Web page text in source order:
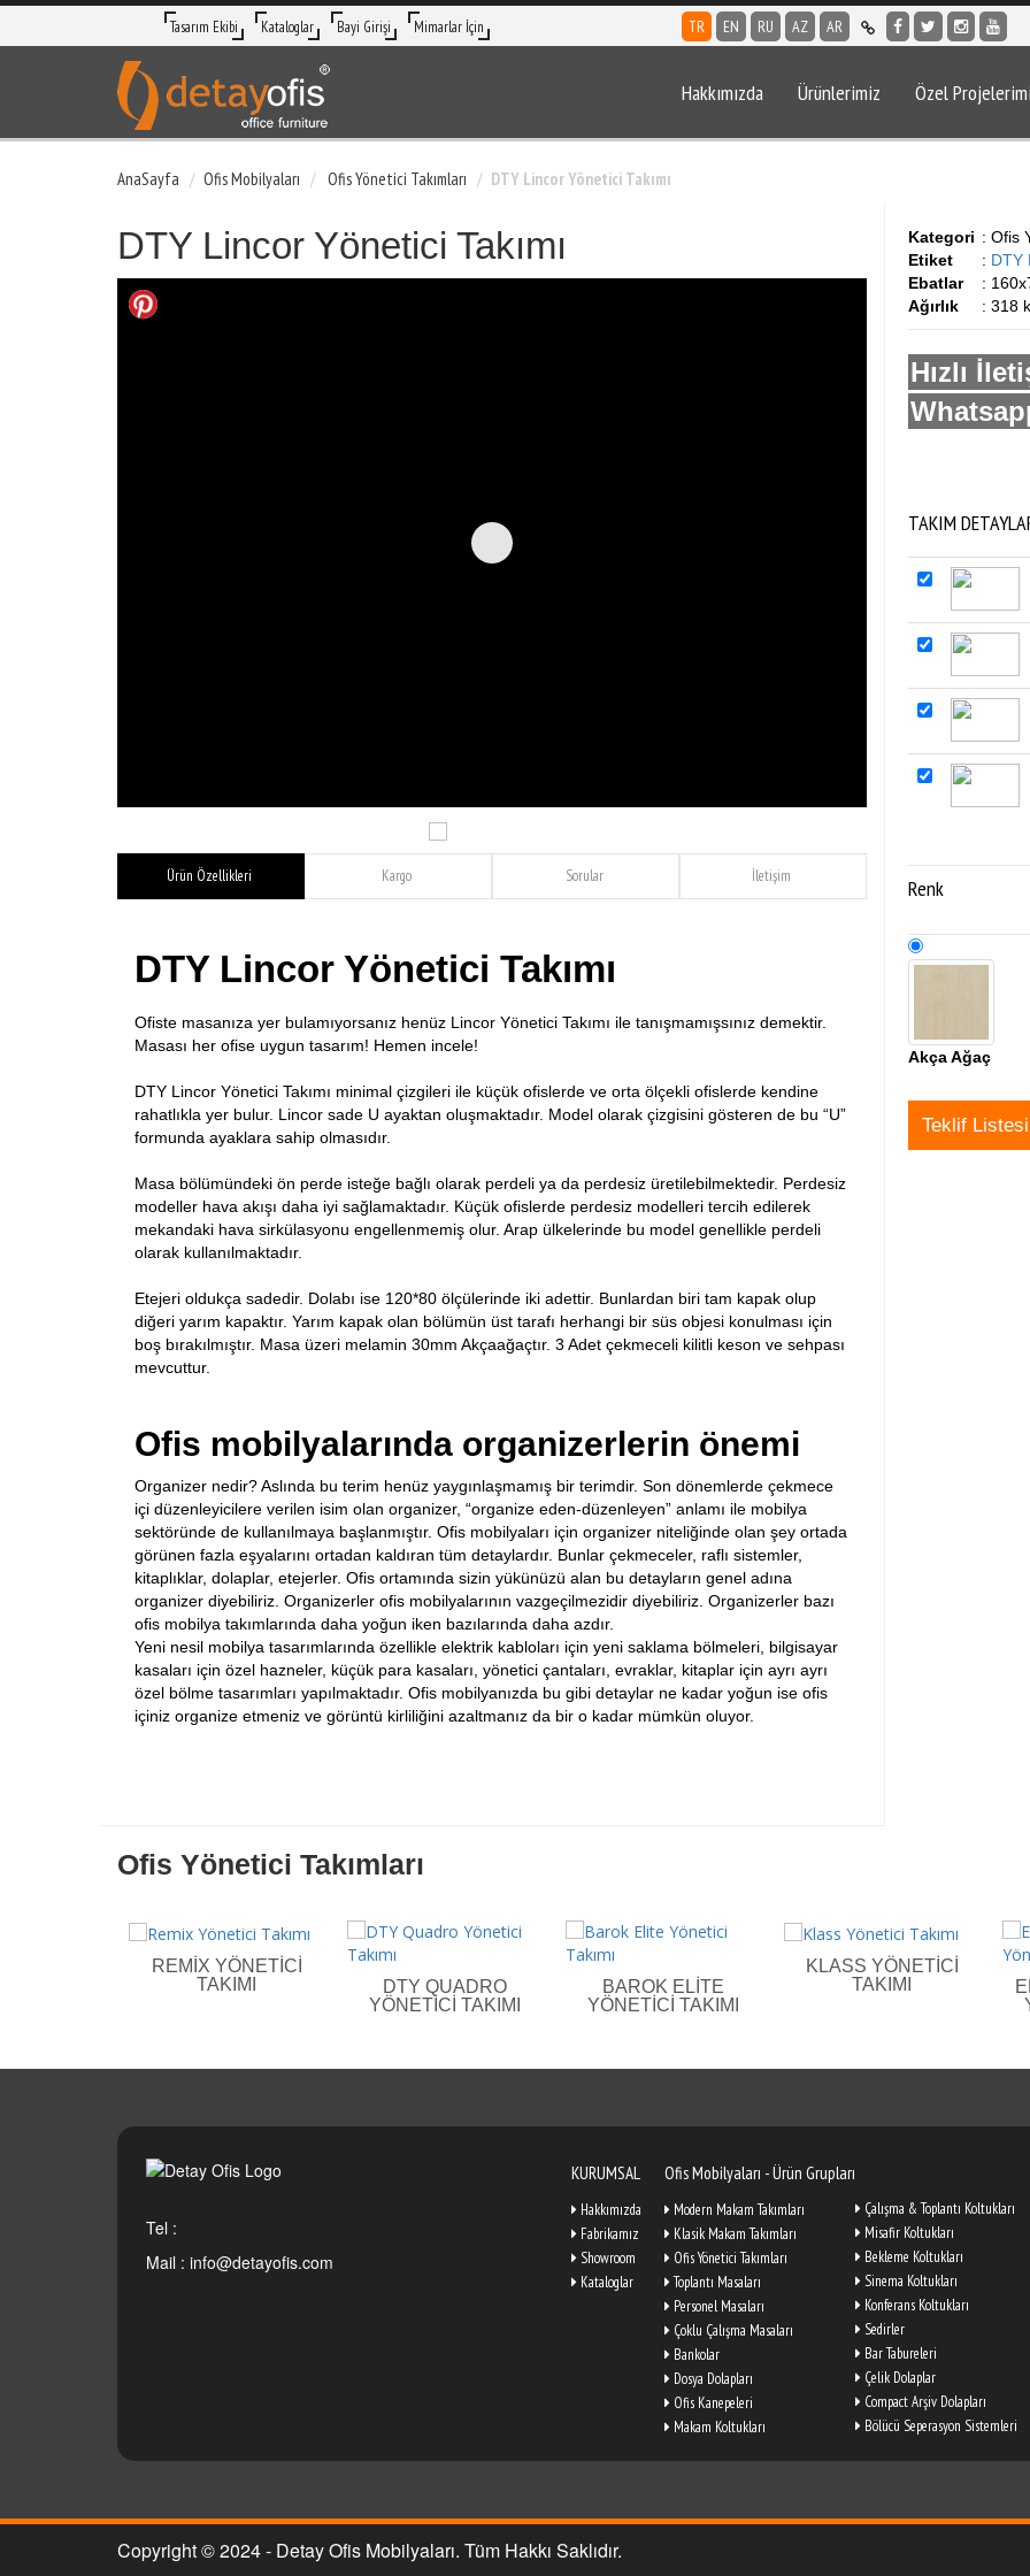
Tasarım Ekibi Kataloglar Bayi Girişi Mimarlar İçin TR EN RU AZ AR
Hakkımızda Ürünlerimiz Özel
AnaSayfa Ofis Mobilyaları Ofis Yönetici Takımları DTY Lincor Yönetici Takımı
DTY Lincor Yönetici Takımı
Ürün Özellikleri Kargo Sorular İletişim
DTY Lincor Yönetici Takımı
Ofiste masanıza yer bulamıyorsanız henüz Lincor Yönetici Takımı ile tanışmamışsınız demektir.
Masası her ofise uygun tasarım! Hemen incele!
DTY Lincor Yönetici Takımı minimal çizgileri ile küçük ofislerde ve orta ölçekli ofislerde kendine
rahatlıkla yer bulur. Lincor sade U ayaktan oluşmaktadır. Model olarak çizgisini gösteren de bu “U”
formunda ayaklara sahip olmasıdır.
Masa bölümündeki ön perde isteğe bağlı olarak perdeli ya da perdesiz üretilebilmektedir. Perdesiz
modeller hava akışı daha iyi sağlamaktadır. Küçük ofislerde perdesiz modelleri tercih edilerek
mekandaki hava sirkülasyonu engellenmemiş olur. Arap ülkelerinde bu model genellikle perdeli
olarak kullanılmaktadır.
Etejeri oldukça sadedir. Dolabı ise 120*80 ölçülerinde iki adettir. Bunlardan biri tam kapak olup
diğeri yarım kapaktır. Yarım kapak olan bölümün üst tarafı herhangi bir süs objesi konulması için
boş bırakılmıştır. Masa üzeri melamin 30mm Akçaağaçtır. 3 Adet çekmeceli kilitli keson ve sehpası
mevcuttur.
Ofis mobilyalarında organizerlerin önemi
Organizer nedir? Aslında bu terim henüz yaygınlaşmamış bir terimdir. Son dönemlerde çekmece
içi düzenleyicilere verilen isim olan organizer, “organize eden-düzenleyen” anlamı ile mobilya
sektöründe de kullanılmaya başlanmıştır. Ofis mobilyaları için organizer niteliğinde olan şey ortada
görünen fazla eşyalarını ortadan kaldıran tüm detaylardır. Bunlar çekmeceler, raflı sistemler,
kitaplıklar, dolaplar, etejerler. Ofis ortamında sizin yükünüzü alan bu detayların genel adına
organizer diyebiliriz. Organizerler ofis mobilyalarının vazgeçilmezidir diyebiliriz. Organizerler bazı
ofis mobilya takımlarında daha yoğun iken bazılarında daha azdır.
Yeni nesil mobilya tasarımlarında özellikle elektrik kabloları için yeni saklama bölmeleri, bilgisayar
kasaları için özel hazneler, küçük para kasaları, yönetici çantaları, evraklar, kitaplar için ayrı ayrı
özel bölme tasarımları yapılmaktadır. Ofis mobilyanızda bu gibi detaylar ne kadar yoğun ise ofis
içiniz organize etmeniz ve görüntü kirliliğini azaltmanız da bir o kadar mümkün oluyor.
Kategori : Ofis
Etiket
: DTY
Ebatlar
:
Ağırlık
: 318
Hızlı
TAKIM
Renk
Akça Ağaç
Teklif
Ofis Yönetici Takımları
REMIX YÖNETICI
TAKIMI
DTY QUADRO
YÖNETICI TAKIMI
BAROK ELITE
YÖNETICI TAKIMI
KLASS YÖNETICI
TAKIMI
Tel :
Mail : info@detayofis.com
KURUMSAL
Hakkımızda
Fabrikamız
Showroom
Kataloglar
Ofis Mobilyaları - Ürün Grupları
Modern Makam Takımları
Klasik Makam Takımları
Ofis Yönetici Takımları
Toplantı Masaları
Personel Masaları
Çoklu Çalışma Masaları
Bankolar
Dosya Dolapları
Ofis Kanepeleri
Makam Koltukları
Çalışma & Toplantı Koltukları
Misafir Koltukları
Bekleme Koltukları
Sinema Koltukları
Konferans Koltukları
Sedirler
Bar Tabureleri
Çelik Dolaplar
Compact Arşiv Dolapları
Bölücü Seperasyon Sistemleri
Copyright © 2024 - Detay Ofis Mobilyaları. Tüm Hakkı Saklıdır.